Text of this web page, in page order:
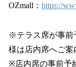
OZmall： https://
※テラス席が事前
様は店内席へご案
※店内席の事前予